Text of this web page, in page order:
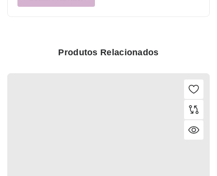
Produtos Relacionados